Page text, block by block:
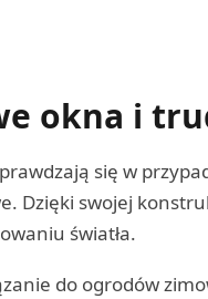
okna i
się w
Dzięki swojej
światła.
do ogrodów